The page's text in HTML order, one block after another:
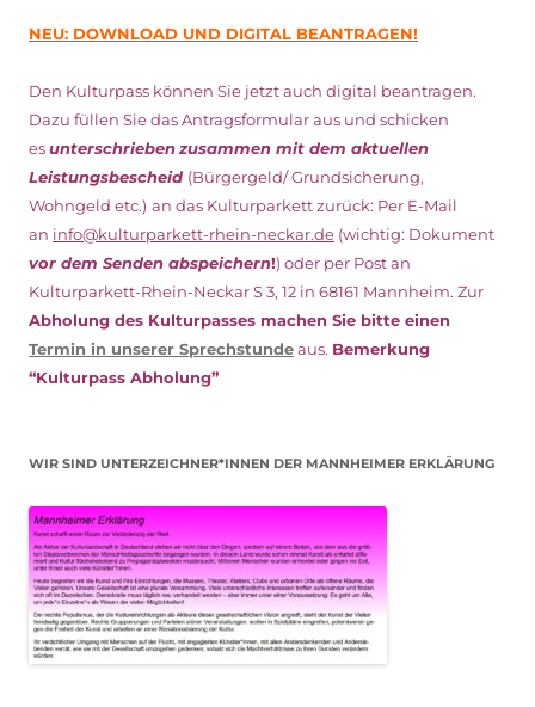
NEU: DOWNLOAD UND DIGITAL BEANTRAGEN!
Den Kulturpass können Sie jetzt auch digital beantragen.
Dazu füllen Sie das Antragsformular aus und schicken
esunterschriebenzusammen mit dem aktuellen
Leistungsbescheid (Bürgergeld/ Grundsicherung,
Wohngeld etc.) an das Kulturparkett zurück: Per E-Mail
an info@kulturparkett-rhein-neckar.de (wichtig: Dokument
vor dem Senden abspeichern!) oder per Post an
Kulturparkett-Rhein-Neckar S 3, 12 in 68161 Mannheim. Zur
Abholung des Kulturpasses machen Sie bitte einen
Termin in unserer Sprechstundeaus. Bemerkung
“Kulturpass Abholung”
WIR SIND UNTERZEICHNER*INNEN DER MANNHEIMER ERKLÄRUNG